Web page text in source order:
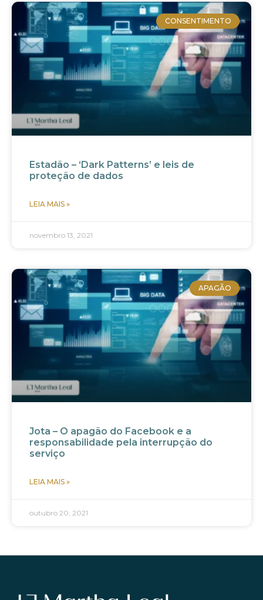
CONSENTIMENTO
Estadão – ‘Dark Patterns’ e leis de
proteção de dados
LEIA MAIS »
novembro 13, 2021
APAGÃO
Jota – O apagão do Facebook e a
responsabilidade pela interrupção do
serviço
LEIA MAIS »
outubro 20, 2021